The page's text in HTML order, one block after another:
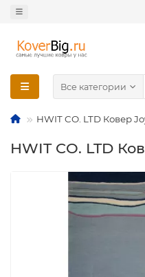
Все категории
HWIT CO. LTD Ковер
HWIT CO. LTD